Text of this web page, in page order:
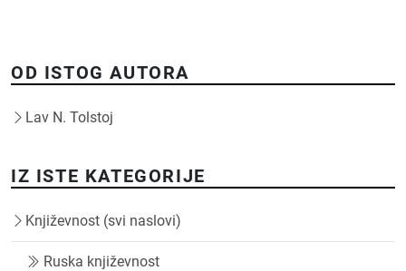
OD ISTOG AUTORA
Lav N. Tolstoj
IZ ISTE KATEGORIJE
Književnost (svi naslovi)
Ruska književnost